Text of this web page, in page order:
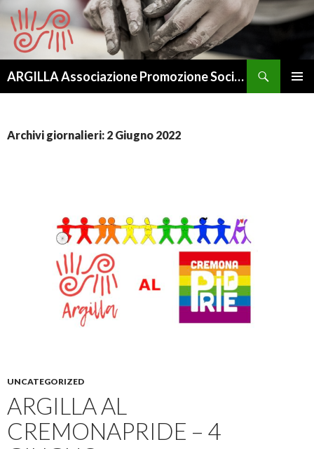
ARGILLA Associazione Promozione Sociale – APS
Archivi giornalieri: 2 Giugno 2022
UNCATEGORIZED
ARGILLA AL
CREMONAPRIDE – 4